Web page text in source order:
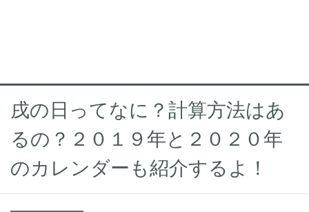
戌の日ってなに？計算方法はあ
るの？２０１９年と２０２０年
のカレンダーも紹介するよ！